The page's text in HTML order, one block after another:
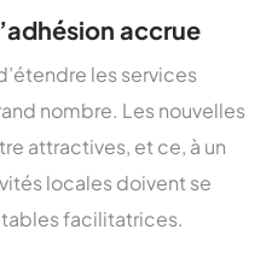
accrue
les services
nombre. Les nouvelles
attractives, et ce, à un
locales doivent se
facilitatrices.